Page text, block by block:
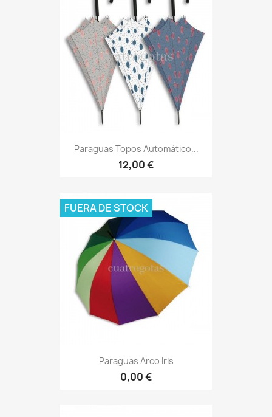
Paraguas Topos Automático...
12,00 €
Paraguas Arco Iris
0,00 €
FUERA DE STOCK